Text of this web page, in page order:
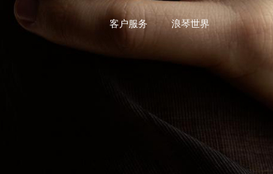
客户服务 浪琴世界
大使